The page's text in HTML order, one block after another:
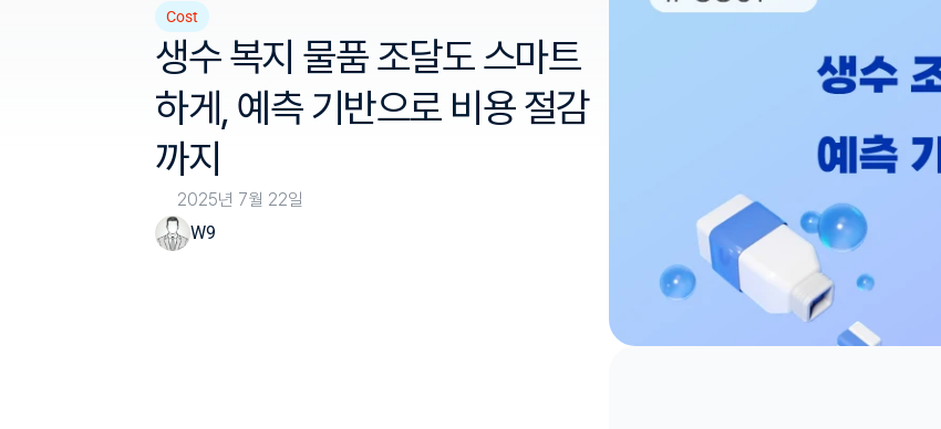
Cost
생수 복지 물품 조달도 스마트
하게, 예측 기반으로 비용 절감
까지
2025년 7월 22일
W9